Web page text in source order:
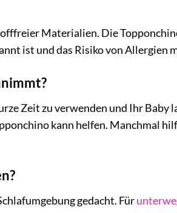
Materialien. Die
ist und das Risiko von Allergien
Zeit zu verwenden und Ihr Baby
kann helfen. Manchmal
gedacht. Für